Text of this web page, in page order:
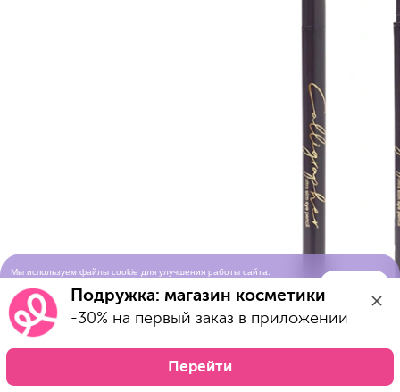
Мы используем файлы cookie для улучшения работы сайта.
использования cookie-файловПодружка: магазин косметики
-30% на первый заказ в приложении
Перейти